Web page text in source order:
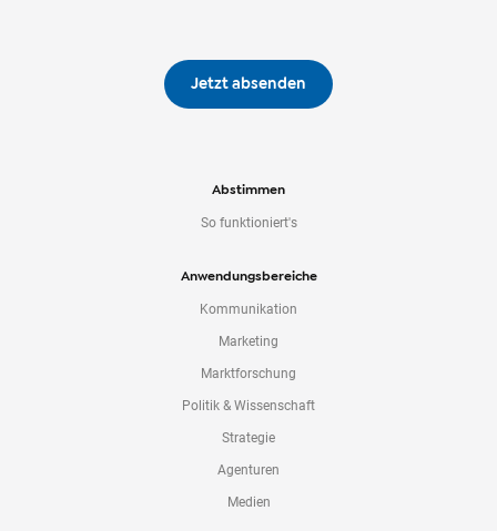
Jetzt absenden
Abstimmen
So funktioniert's
Anwendungsbereiche
Kommunikation
Marketing
Marktforschung
Politik & Wissenschaft
Strategie
Agenturen
Medien